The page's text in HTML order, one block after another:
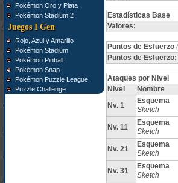
Pokémon Oro y Plata
Pokémon Stadium 2
Juegos I Gen
Rojo, Azul y Amarillo
Pokémon Stadium
Pokémon Pinball
Pokémon Snap
Pokémon Puzzle League
Puzzle Challenge
Estadísticas Base
Valores:
Puntos de Esfuerzo
Puntos de Esfuerzo:
Ataques por Nivel
Nivel
Nombre
Nv. 1
Esquema
Sketch
Nv. 11
Esquema
Sketch
Nv. 21
Esquema
Sketch
Nv. 31
Esquema
Sketch